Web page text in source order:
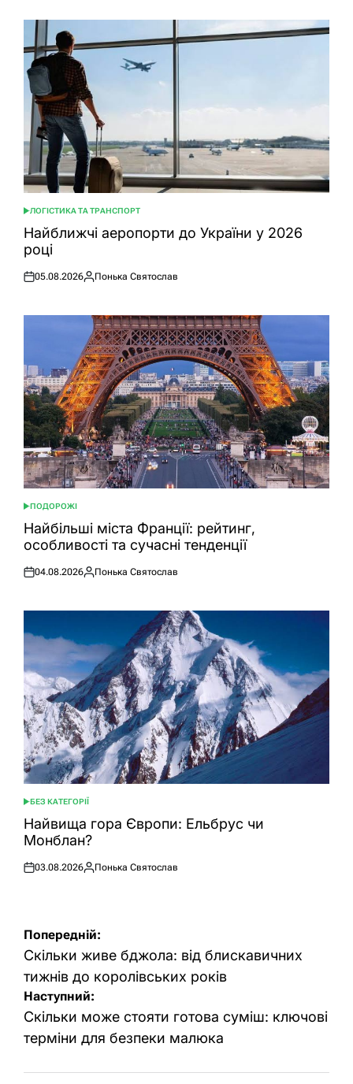
ОПУБЛІКУВАТИ
У
ЛОГІСТИКА ТА ТРАНСПОРТ
Найближчі аеропорти до України у 2026
році
Оприлюднено
05.08.2026
Опубліковано
Понька Святослав
ОПУБЛІКУВАТИ
У
ПОДОРОЖІ
Найбільші міста Франції: рейтинг,
особливості та сучасні тенденції
Оприлюднено
04.08.2026
Опубліковано
Понька Святослав
ОПУБЛІКУВАТИ
У
БЕЗ КАТЕГОРІЇ
Найвища гора Європи: Ельбрус чи
Монблан?
Оприлюднено
03.08.2026
Опубліковано
Понька Святослав
Навігація
записів
Попередній:
Скільки живе бджола: від блискавичних
тижнів до королівських років
Наступний:
Скільки може стояти готова суміш: ключові
терміни для безпеки малюка